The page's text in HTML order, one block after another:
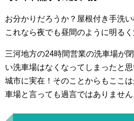
お分かりだろうか？屋根付き手洗
これなら夜でも昼間のように明るく
三河地方の24時間営業の洗車場が
い洗車場はなくなってしまったと
城市に実在！そのことからもここ
車場と言っても過言ではありません